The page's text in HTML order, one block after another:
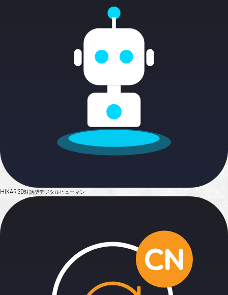
HIKARI 3D対話型デジタルヒューマン